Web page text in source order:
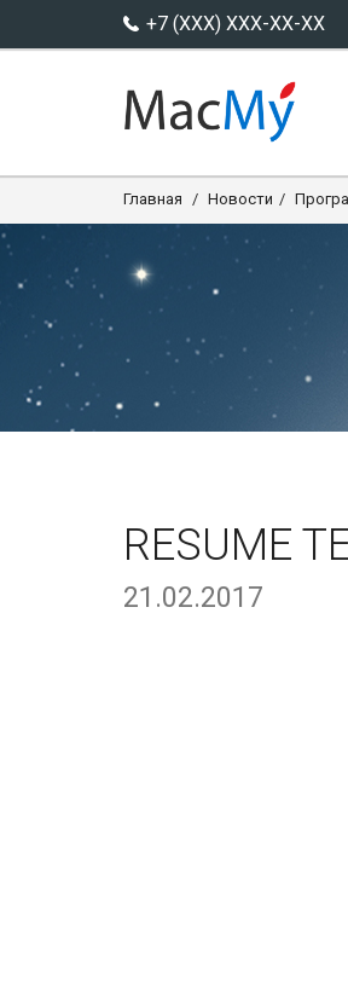
+7 (XXX) XXX-XX-XX
Главная Новости
RESUME
21.02.2017